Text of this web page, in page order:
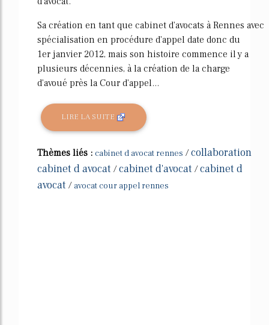
Sa création en tant que cabinet d'avocats à Rennes avec
spécialisation en procédure d'appel date donc du
1er janvier 2012, mais son histoire commence il y a
plusieurs décennies, à la création de la charge
d'avoué près la Cour d'appel...
LIRE LA SUITE
Thèmes liés : cabinet d avocat rennes /collaboration
cabinet d avocat /cabinet d'avocat /cabinet d
avocat / avocat cour appel rennes